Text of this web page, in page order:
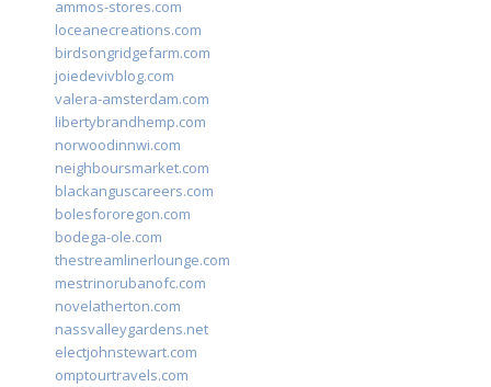
ammos-stores.com
loceanecreations.com
birdsongridgefarm.com
joiedevivblog.com
valera-amsterdam.com
libertybrandhemp.com
norwoodinnwi.com
neighboursmarket.com
blackanguscareers.com
bolesfororegon.com
bodega-ole.com
thestreamlinerlounge.com
mestrinorubanofc.com
novelatherton.com
nassvalleygardens.net
electjohnstewart.com
omptourtravels.com